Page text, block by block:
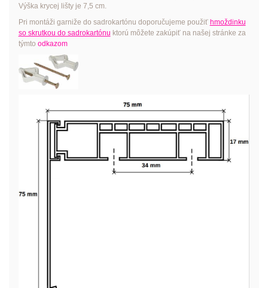
Výška krycej lišty je 7,5 cm.
Pri montáži garniže do sadrokartónu doporučujeme použiť hmoždinku
so skrutkou do sadrokartónu ktorú môžete zakúpiť na našej stránke za
týmto odkazom